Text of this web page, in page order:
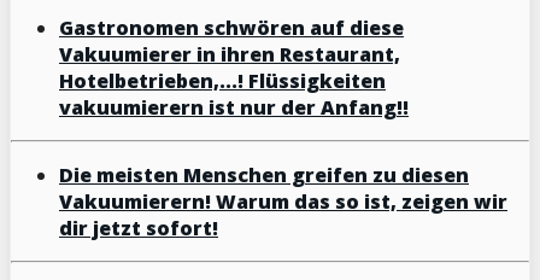
Gastronomen schwören auf diese
Vakuumierer in ihren Restaurant,
Hotelbetrieben,...! Flüssigkeiten
vakuumierern ist nur der Anfang!!
Die meisten Menschen greifen zu diesen
Vakuumierern! Warum das so ist, zeigen wir
dir jetzt sofort!